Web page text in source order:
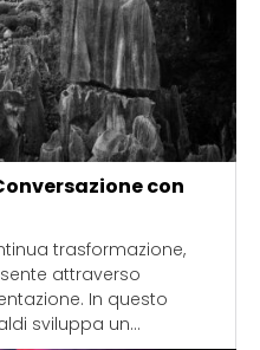
con
trasformazione,
attraverso
In questo
sviluppa un...